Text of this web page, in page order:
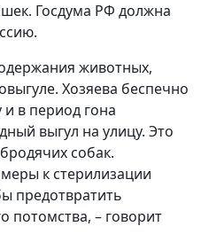
Госдума РФ должна
животных,
Хозяева беспечно
и в период гона
выгул на улицу. Это
собак.
к стерилизации
предотвратить
потомства, – говорит